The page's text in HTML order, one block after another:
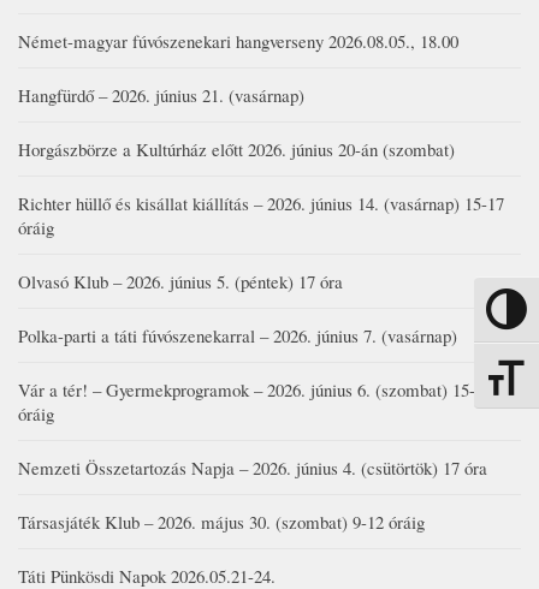
Nagy
Német-magyar fúvószenekari hangverseny 2026.08.05., 18.00
Hangfürdő – 2026. június 21. (vasárnap)
Horgászbörze a Kultúrház előtt 2026. június 20-án (szombat)
Richter hüllő és kisállat kiállítás – 2026. június 14. (vasárnap) 15-17
óráig
Olvasó Klub – 2026. június 5. (péntek) 17 óra
Polka-parti a táti fúvószenekarral – 2026. június 7. (vasárnap)
Vár a tér! – Gyermekprogramok – 2026. június 6. (szombat) 15-19
óráig
Nemzeti Összetartozás Napja – 2026. június 4. (csütörtök) 17 óra
Társasjáték Klub – 2026. május 30. (szombat) 9-12 óráig
Táti Pünkösdi Napok 2026.05.21-24.